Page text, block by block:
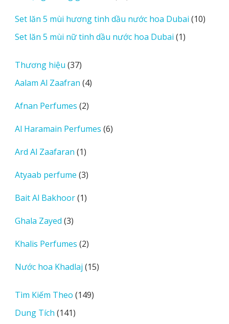
phẩm
Set lăn 5 mùi hương tinh dầu nước hoa Dubai 1010
Set lăn 5 mùi nữ tinh dầu nước hoa Dubai 11
Thương hiệu 3737
sản
phẩm
Aalam Al Zaafran 44
Afnan Perfumes 22
phẩm
Al Haramain Perfumes 66
Ard Al Zaafaran 11
phẩm
Atyaab perfume 33
phẩm
Bait Al Bakhoor 11
Ghala Zayed 33
phẩm
Khalis Perfumes 22
phẩm
Nước hoa Khadlaj 1515
Tìm Kiếm Theo 149149
Dung Tích 141141